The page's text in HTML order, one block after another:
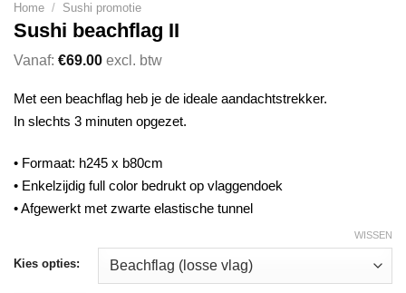
Home / Sushi promotie
Sushi beachflag II
Vanaf: €69.00 excl. btw
Met een beachflag heb je de ideale aandachtstrekker.
In slechts 3 minuten opgezet.
• Formaat: h245 x b80cm
• Enkelzijdig full color bedrukt op vlaggendoek
• Afgewerkt met zwarte elastische tunnel
Kies opties:
WISSEN